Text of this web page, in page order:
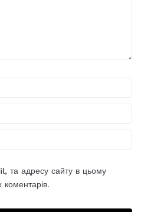
та адресу сайту в цьому